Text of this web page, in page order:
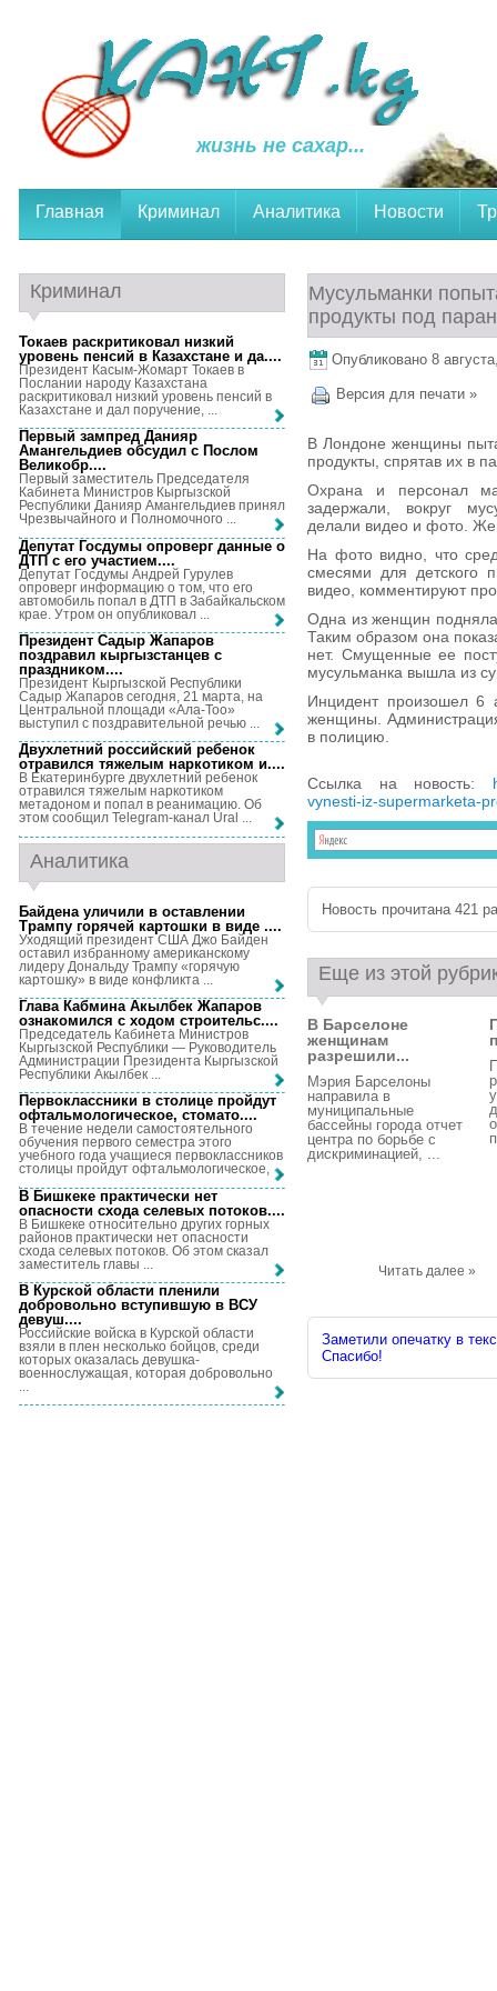
жизнь не сахар...
Главная Криминал Аналитика Новости
Мусульманки
продукты под
Опубликовано 8
Версия для печати »
В Лондоне женщины
продукты, спрятав их в
Охрана и персонал
задержали, вокруг
делали видео и фото.
На фото видно, что
смесями для детского
видео, комментируют
Одна из женщин подняла
Таким образом она
нет. Смущенные ее
мусульманка вышла из
Инцидент произошел 6
женщины.
в полицию.
Ссылка на новость:
vynesti-iz-supermarketa-
Новость прочитана 421
Еще из этой
В Барселоне
женщинам
разрешили...
Мэрия Барселоны
направила в
муниципальные
бассейны города отчет
центра по борьбе с
дискриминацией, ...
Читать далее »
Заметили опечатку в
Спасибо!
Криминал
Токаев раскритиковал низкий
уровень пенсий в Казахстане и да....
Президент Касым-Жомарт Токаев в
Послании народу Казахстана
раскритиковал низкий уровень пенсий в
Казахстане и дал поручение, ...
Первый зампред Данияр
Амангельдиев обсудил с Послом
Великобр....
Первый заместитель Председателя
Кабинета Министров Кыргызской
Республики Данияр Амангельдиев принял
Чрезвычайного и Полномочного ...
Депутат Госдумы опроверг данные о
ДТП с его участием....
Депутат Госдумы Андрей Гурулев
опроверг информацию о том, что его
автомобиль попал в ДТП в Забайкальском
крае. Утром он опубликовал ...
Президент Садыр Жапаров
поздравил кыргызстанцев с
праздником....
Президент Кыргызской Республики
Садыр Жапаров сегодня, 21 марта, на
Центральной площади «Ала-Тоо»
выступил с поздравительной речью ...
Двухлетний российский ребенок
отравился тяжелым наркотиком и....
В Екатеринбурге двухлетний ребенок
отравился тяжелым наркотиком
метадоном и попал в реанимацию. Об
этом сообщил Telegram-канал Ural ...
Аналитика
Байдена уличили в оставлении
Трампу горячей картошки в виде ....
Уходящий президент США Джо Байден
оставил избранному американскому
лидеру Дональду Трампу «горячую
картошку» в виде конфликта ...
Глава Кабмина Акылбек Жапаров
ознакомился с ходом строительс....
Председатель Кабинета Министров
Кыргызской Республики — Руководитель
Администрации Президента Кыргызской
Республики Акылбек ...
Первоклассники в столице пройдут
офтальмологическое, стомато....
В течение недели самостоятельного
обучения первого семестра этого
учебного года учащиеся первоклассников
столицы пройдут офтальмологическое, ...
В Бишкеке практически нет
опасности схода селевых потоков....
В Бишкеке относительно других горных
районов практически нет опасности
схода селевых потоков. Об этом сказал
заместитель главы ...
В Курской области пленили
добровольно вступившую в ВСУ
девуш....
Российские войска в Курской области
взяли в плен несколько бойцов, среди
которых оказалась девушка-
военнослужащая, которая добровольно
...